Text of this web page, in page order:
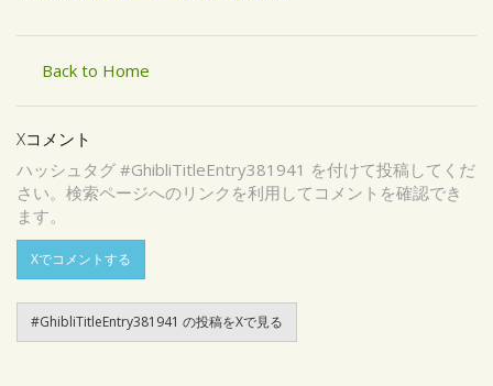
Back to Home
Xコメント
ハッシュタグ #GhibliTitleEntry381941 を付けて投稿してくだ
さい。検索ページへのリンクを利用してコメントを確認でき
ます。
Xでコメントする
#GhibliTitleEntry381941 の投稿をXで見る